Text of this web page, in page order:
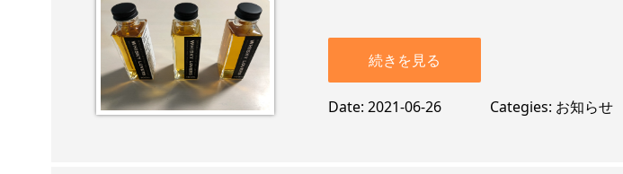
続きを見る
Date 2021-06-26 Categies お知らせ